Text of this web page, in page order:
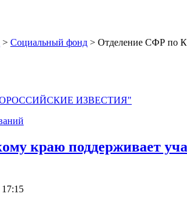
> Социальный фонд > Отделение СФР по
ИЗВЕСТИЯ"
краю поддерживает
17:15